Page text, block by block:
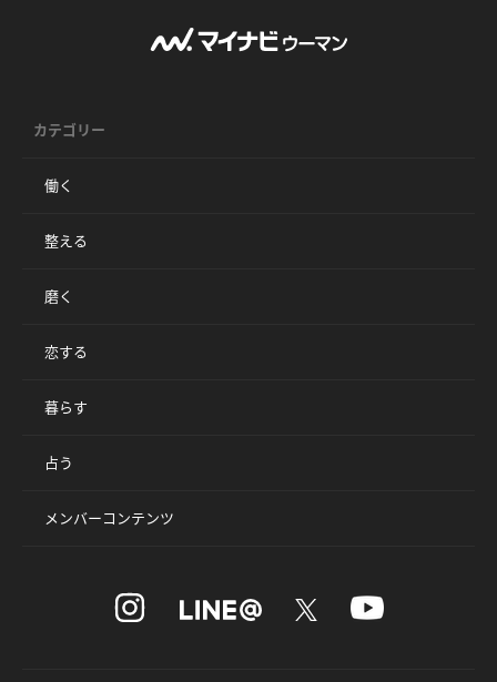
カテゴリー
働く
整える
磨く
恋する
暮らす
占う
メンバーコンテンツ